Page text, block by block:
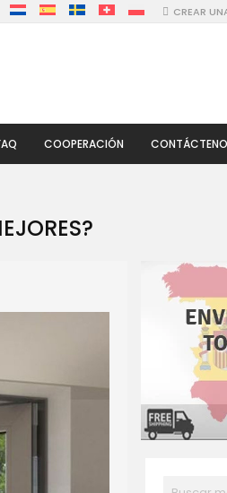
CREAR
COOPERACIÓN